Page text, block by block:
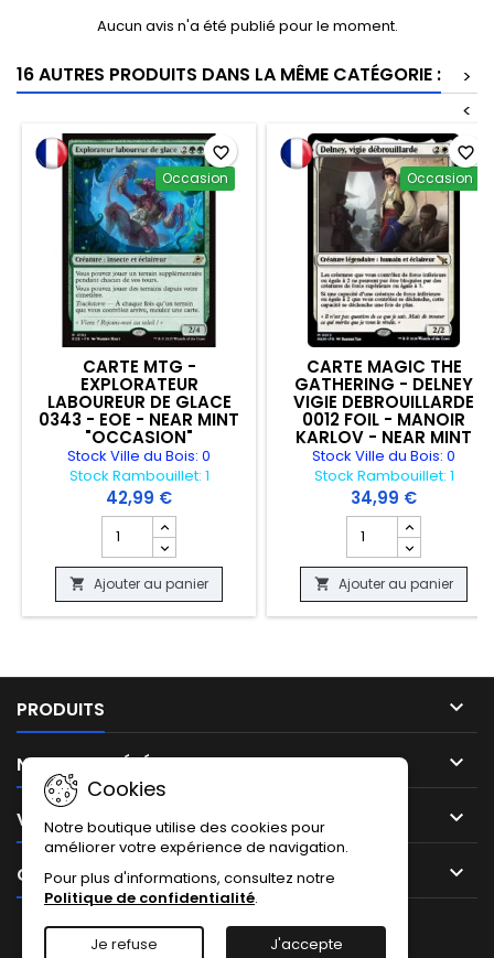
Aucun avis n'a été publié pour le moment.
16 AUTRES PRODUITS DANS LA MÊME CATÉGORIE :
>
<
Occasion
CARTE MTG -
EXPLORATEUR
LABOUREUR DE GLACE
0343 - EOE - NEAR MINT
"OCCASION"
Stock Ville du Bois: 0
Stock Rambouillet: 1
42,99 €
Champ quantité du produit CARTE MTG - EXPLORATEUR
 Ajouter au panier
favorite_border
Occasion
CARTE MAGIC THE
GATHERING - DELNEY
VIGIE DEBROUILLARDE
0012 FOIL - MANOIR
KARLOV - NEAR MINT
"OCCASION"
Stock Ville du Bois: 0
Stock Rambouillet: 1
34,99 €
Champ quantité du
 Ajouter au panier
favorite_border
PRODUITS 
NOTRE SOCIÉTÉ 
VOTRE COMPTE 
CONTACT 
Cookies
Notre boutique utilise des cookies pour
améliorer votre expérience de navigation.
Pour plus d'informations, consultez notre
Politique de confidentialité.
Je refuse J'accepte
FacebookInstagram
TikTok